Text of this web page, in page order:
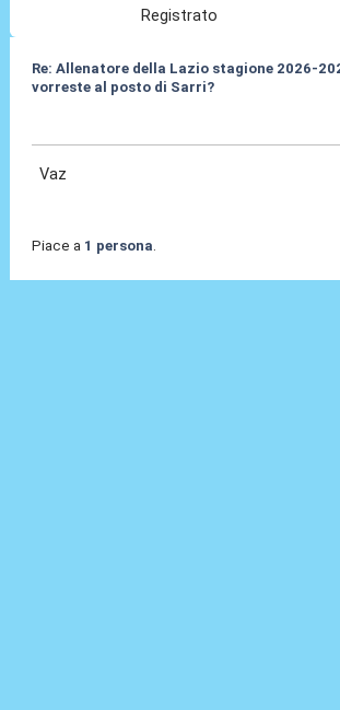
Registrato
Re: Allenatore della Lazio stagione 2026-
vorreste al posto di Sarri?
Vaz
Piace a 1 persona